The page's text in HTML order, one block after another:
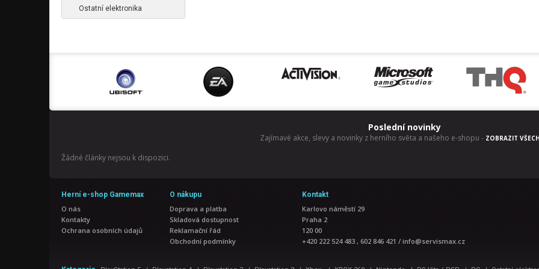
Ostatní elektronika
Poslední novinky
Zajímavé akce, slevy a novinky z herního světa a našeho e-shopu - ZOBRAZIT
Žádné články nejsou k dispozici.
Herní e-shop Gamemax
O nás
Kontakty
Ochrana osobních údajů
O nákupu
Doprava a platba
Skladová dostupnost
Reklamační řád
Obchodní podmínky
Kontakt
Karlovo náměstí 29
Praha 2
120 00
+420 222 524 483 , 602 846 421 / info@servismax.cz